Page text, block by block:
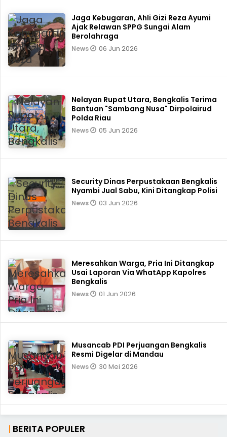
Jaga Kebugaran, Ahli Gizi Reza Ayumi
Ajak Relawan SPPG Sungai Alam
Berolahraga
News 06 Jun 2026
Nelayan Rupat Utara, Bengkalis Terima
Bantuan "Sambang Nusa" Dirpolairud
Polda Riau
News 05 Jun 2026
Security Dinas Perpustakaan Bengkalis
Nyambi Jual Sabu, Kini Ditangkap Polisi
News 03 Jun 2026
Meresahkan Warga, Pria Ini Ditangkap
Usai Laporan Via WhatApp Kapolres
Bengkalis
News 01 Jun 2026
Musancab PDI Perjuangan Bengkalis
Resmi Digelar di Mandau
News 30 Mei 2026
BERITA POPULER